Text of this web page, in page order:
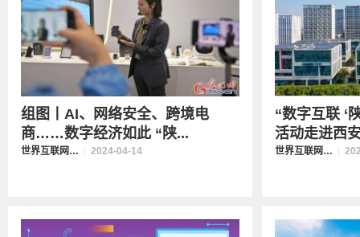
组图丨AI、网络安全、跨境电
商……数字经济如此 “陕...
世界互联网大会数字丝路发展论坛 2024-04-14
“数字互联 ‘
活动走进西
世界互联网大会数字丝路发展论坛